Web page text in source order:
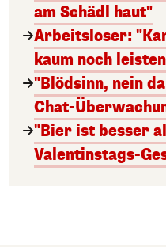
am Schädl haut"
Arbeitsloser:
kaum noch
"Blödsinn, nein
Chat-
"Bier ist besser
Valentinstags-